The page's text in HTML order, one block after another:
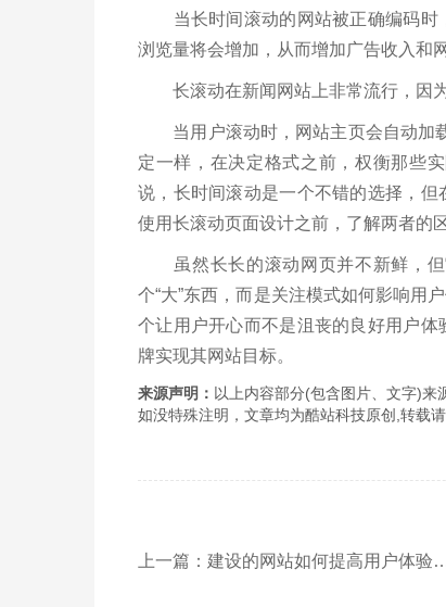
当长时间滚动的网站被正确编码时
浏览量将会增加，从而增加广告收入和
长滚动在新闻网站上非常流行，因
当用户滚动时，网站主页会自动加
定一样，在决定格式之前，权衡那些
说，长时间滚动是一个不错的选择，
使用长滚动页面设计之前，了解两者的
虽然长长的滚动网页并不新鲜，但
个“大”东西，而是关注模式如何影响用
个让用户开心而不是沮丧的良好用户
牌实现其网站目标。
来源声明： 以上内容部分(包含图片、文字)来
如没特殊注明，文章均为酷站科技原创,转载
上一篇：建设的网站如何提高用户体